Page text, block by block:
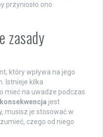
przyniosło ono
zasady
który wpływa na jego
Istnieje kilka
mieć na uwadze podczas
konsekwencja jest
musisz je stosować w
czego od niego